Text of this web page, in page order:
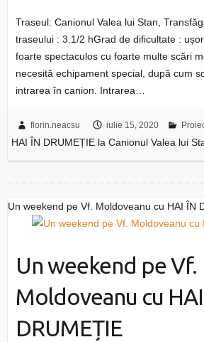
Traseul: Canionul Valea lui Stan,
traseului : 3.1/2 hGrad de dificultate :
foarte spectaculos cu foarte multe scări
necesită echipament special, după cum
intrarea în canion. Intrarea…
florin.neacsu iulie 15, 2020
HAI ÎN DRUMEȚIE la Canionul Valea lui
Un weekend pe Vf. Moldoveanu cu HAI ÎN
Un weekend pe Vf.
Moldoveanu cu
DRUMEȚIE